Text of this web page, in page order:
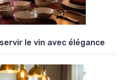
le vin avec élégance